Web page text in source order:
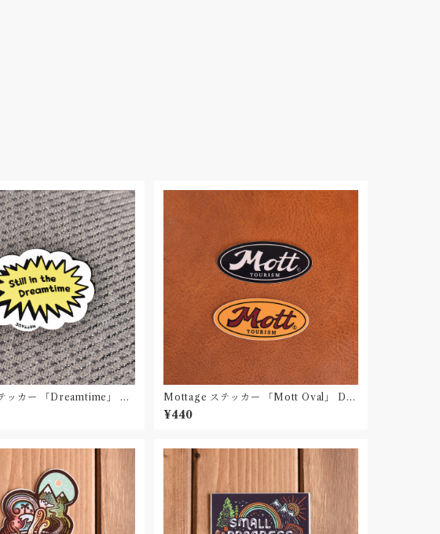
カー 「Dreamtime」 De
Mottage ステッカー 「Mott Oval」 De
cal デカール
¥440